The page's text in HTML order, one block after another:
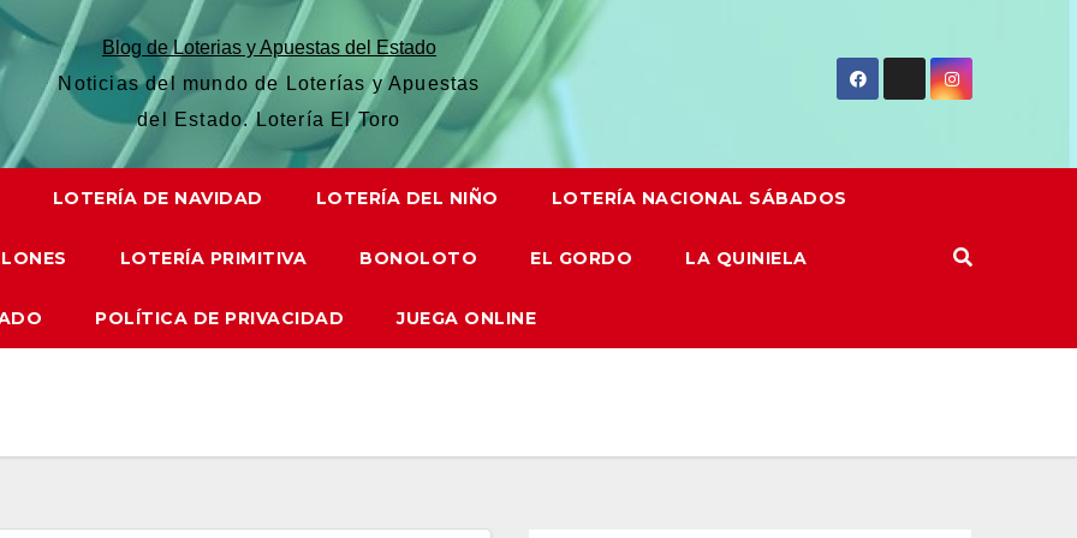
Blog de Loterias y Apuestas del Estado
Noticias del mundo de Loterías y Apuestas
del Estado. Lotería El Toro
LOTERÍA DE NAVIDAD LOTERÍA DEL NIÑO LOTERÍA NACIONAL SÁBADOS
LOTERÍA PRIMITIVA BONOLOTO EL GORDO LA QUINIELA
POLÍTICA DE PRIVACIDAD JUEGA ONLINE